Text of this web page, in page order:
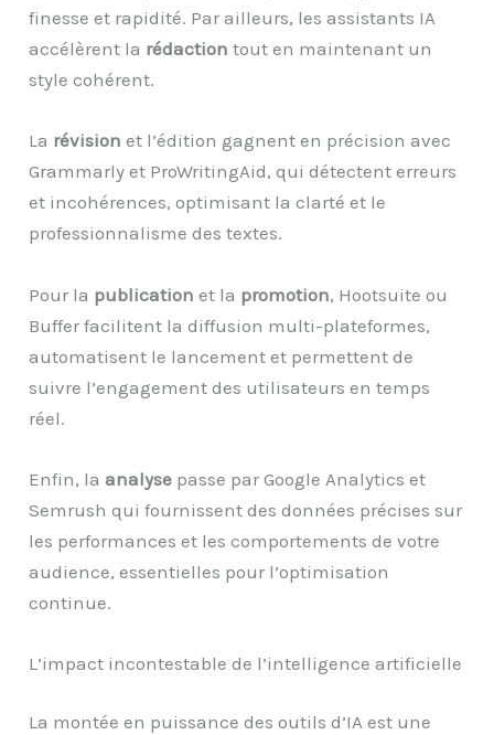
finesse et rapidité. Par ailleurs, les assistants IA
accélèrent la rédaction tout en maintenant un
style cohérent.
La révision et l’édition gagnent en précision avec
Grammarly et ProWritingAid, qui détectent erreurs
et incohérences, optimisant la clarté et le
professionnalisme des textes.
Pour la publication et la promotion, Hootsuite ou
Buffer facilitent la diffusion multi-plateformes,
automatisent le lancement et permettent de
suivre l’engagement des utilisateurs en temps
réel.
Enfin, laanalyse passe par Google Analytics et
Semrush qui fournissent des données précises sur
les performances et les comportements de votre
audience, essentielles pour l’optimisation
continue.
L’impact incontestable de l’intelligence artificielle
La montée en puissance des outils d’IA est une